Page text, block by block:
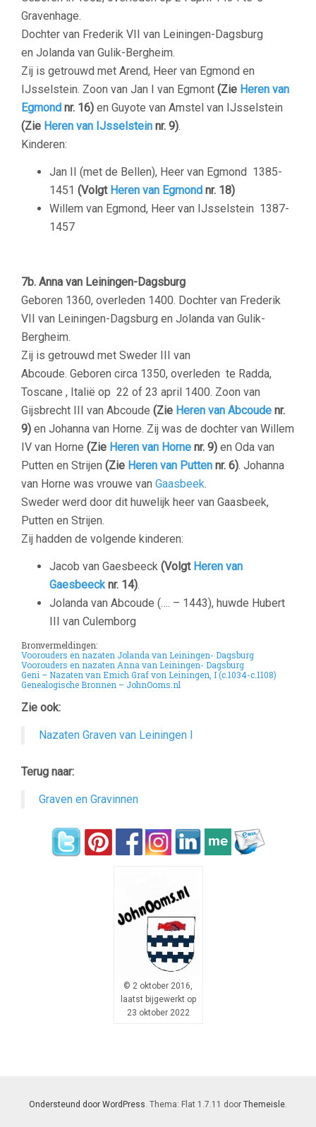
Gravenhage.
Dochter van Frederik VII van Leiningen-Dagsburg
en Jolanda van Gulik-Bergheim.
Zij is getrouwd met Arend, Heer van Egmond en
IJsselstein. Zoon van Jan I van Egmont (Zie Heren van
Egmond nr. 16) en Guyote van Amstel van IJsselstein
(Zie Heren van IJsselstein nr. 9).
Kinderen:
Jan II (met de Bellen), Heer van Egmond 1385-
1451 (Volgt Heren van Egmond nr. 18)
Willem van Egmond, Heer van IJsselstein 1387-
1457
7b. Anna van Leiningen-Dagsburg
Geboren 1360, overleden 1400. Dochter van Frederik
VII van Leiningen-Dagsburg en Jolanda van Gulik-
Bergheim.
Zij is getrouwd met Sweder III van
Abcoude. Geboren circa 1350, overleden te Radda,
Toscane , Italië op 22 of 23 april 1400. Zoon van
Gijsbrecht III van Abcoude (Zie Heren van Abcoude nr.
9) en Johanna van Horne. Zij was de dochter van Willem
IV van Horne (Zie Heren van Horne nr. 9) en Oda van
Putten en Strijen (Zie Heren van Putten nr. 6). Johanna
van Horne was vrouwe van Gaasbeek.
Sweder werd door dit huwelijk heer van Gaasbeek,
Putten en Strijen.
Zij hadden de volgende kinderen:
Jacob van Gaesbeeck (VolgtHeren van
Gaesbeecknr. 14).
Jolanda van Abcoude (…. – 1443), huwde Hubert
III van Culemborg
Bronvermeldingen:
Voorouders en nazaten Jolanda van Leiningen- Dagsburg
Voorouders en nazaten Anna van Leiningen- Dagsburg
Geni – Nazaten van Emich Graf von Leiningen, I (c.1034-c.1108)
Genealogische Bronnen – JohnOoms.nl
Zie ook:
Nazaten Graven van Leiningen I
Terug naar:
Graven en Gravinnen
© 2 oktober 2016,
laatst bijgewerkt op
23 oktober 2022
Ondersteund door WordPress. Thema: Flat 1.7.11 door Themeisle.